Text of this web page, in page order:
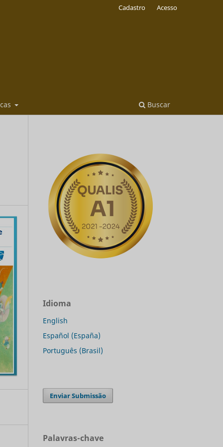
Buscar
Cadastro Acesso
Idioma
English
Español (España)
Português (Brasil)
Enviar Submissão
Palavras-chave